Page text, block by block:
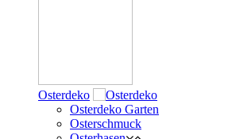
Osterdeko
Osterdeko Garten
Osterschmuck